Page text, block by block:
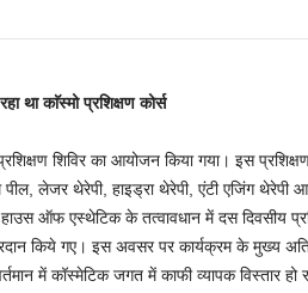
था काॅस्मो प्रशिक्षण कोर्स
शिविर का आयोजन किया गया। इस
लेजर थेरेपी, हाइड्रा थेरेपी, एंटी एजिंग थेरेपी
हाउस ऑफ एस्थेटिक के तत्वावधान में दस दिवसीय
किये गए। इस अवसर पर कार्यक्रम के मुख्य
में कॉस्मेटिक जगत में काफी व्यापक विस्तार हो